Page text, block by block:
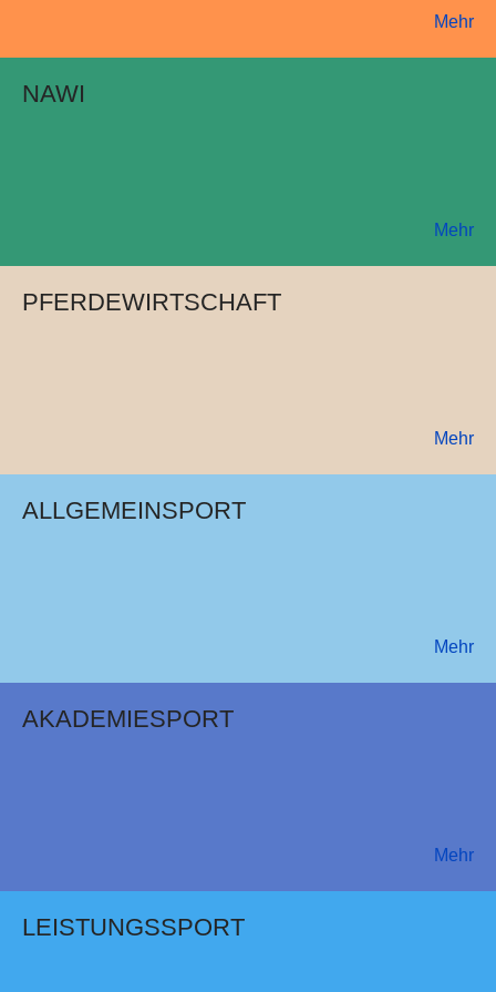
Mehr
NAWI
Mehr
PFERDEWIRTSCHAFT
Mehr
ALLGEMEINSPORT
Mehr
AKADEMIESPORT
Mehr
LEISTUNGSSPORT